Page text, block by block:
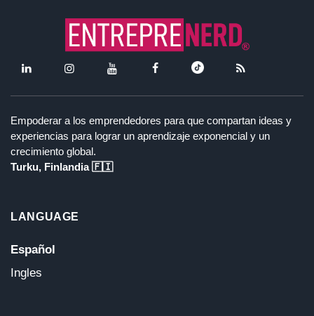
Empoderar a los emprendedores para que compartan ideas y
experiencias para lograr un aprendizaje exponencial y un
crecimiento global.
Turku, Finlandia 🇫🇮
LANGUAGE
Español
Ingles